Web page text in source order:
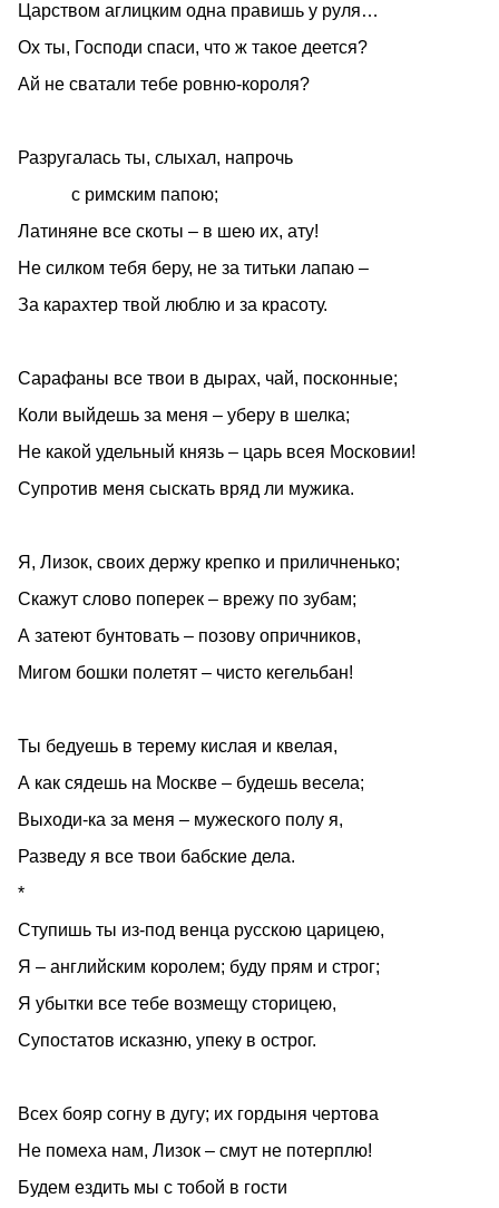
Царством аглицким одна правишь у руля…
Ох ты, Господи спаси, что ж такое деется?
Ай не сватали тебе ровню-короля?
Разругалась ты, слыхал, напрочь
с римским папою;
Латиняне все скоты – в шею их, ату!
Не силком тебя беру, не за титьки лапаю –
За карахтер твой люблю и за красоту.
Сарафаны все твои в дырах, чай, посконные;
Коли выйдешь за меня – уберу в шелка;
Не какой удельный князь – царь всея Московии!
Супротив меня сыскать вряд ли мужика.
Я, Лизок, своих держу крепко и приличненько;
Скажут слово поперек – врежу по зубам;
А затеют бунтовать – позову опричников,
Мигом бошки полетят – чисто кегельбан!
Ты бедуешь в терему кислая и квелая,
А как сядешь на Москве – будешь весела;
Выходи-ка за меня – мужеского полу я,
Разведу я все твои бабские дела.
*
Ступишь ты из-под венца русскою царицею,
Я – английским королем; буду прям и строг;
Я убытки все тебе возмещу сторицею,
Супостатов исказню, упеку в острог.
Всех бояр согну в дугу; их гордыня чертова
Не помеха нам, Лизок – смут не потерплю!
Будем ездить мы с тобой в гости